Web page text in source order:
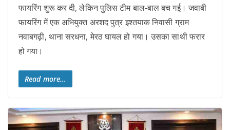
फायरिंग शुरू कर दी, लेकिन पुलिस टीम बाल-बाल बच गई। जवाबी
फायरिंग में एक अभियुक्त अरशद पुत्र इश्तयाक निवासी ग्राम
नवाबगढ़ी, थाना सरधना, मेरठ घायल हो गया। उसका साथी फरार
हो गया।
Read more...